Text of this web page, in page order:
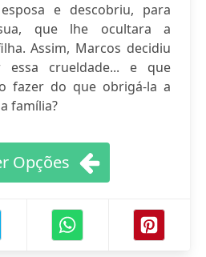
e descobriu, para
que lhe ocultara a
Assim, Marcos decidiu
essa crueldade... e que
fazer do que obrigá-la a
família?
Opções